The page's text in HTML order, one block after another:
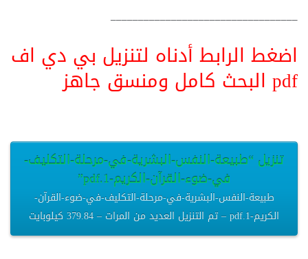
__________________________________
اضغط الرابط أدناه لتنزيل بي دي اف
pdf البحث كامل ومنسق جاهز
تنزيل “طبيعة-النفس-البشرية-في-مرحلة-التكليف-
في-ضوء-القرآن-الكريم-1.pdf”
طبيعة-النفس-البشرية-في-مرحلة-التكليف-في-ضوء-القرآن-
الكريم-1.pdf – تم التنزيل العديد من المرات – 379.84 كيلوبايت